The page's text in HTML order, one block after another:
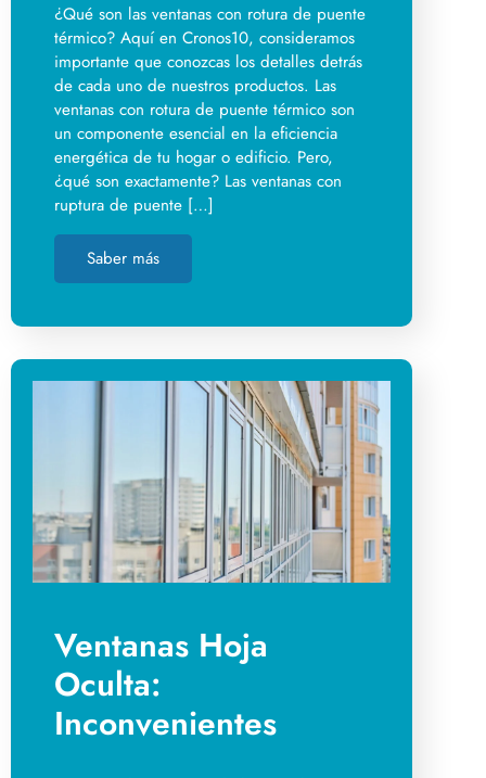
¿Qué son las ventanas con rotura de puente
térmico? Aquí en Cronos10, consideramos
importante que conozcas los detalles detrás
de cada uno de nuestros productos. Las
ventanas con rotura de puente térmico son
un componente esencial en la eficiencia
energética de tu hogar o edificio. Pero,
¿qué son exactamente? Las ventanas con
ruptura de puente […]
Saber más
Ventanas Hoja
Oculta:
Inconvenientes